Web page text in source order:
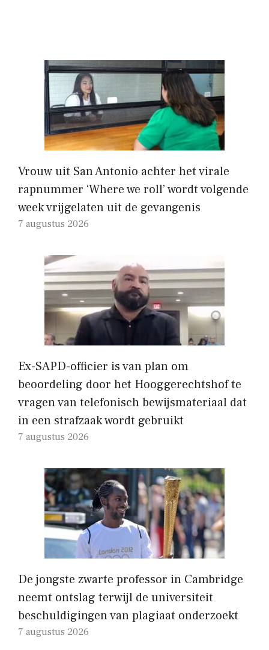
Vrouw uit San Antonio achter het virale
rapnummer ‘Where we roll’ wordt volgende
week vrijgelaten uit de gevangenis
7 augustus 2026
Ex-SAPD-officier is van plan om
beoordeling door het Hooggerechtshof te
vragen van telefonisch bewijsmateriaal dat
in een strafzaak wordt gebruikt
7 augustus 2026
De jongste zwarte professor in Cambridge
neemt ontslag terwijl de universiteit
beschuldigingen van plagiaat onderzoekt
7 augustus 2026